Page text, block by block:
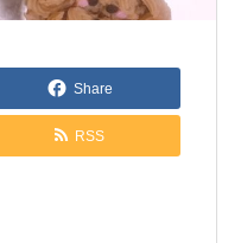
Share
RSS